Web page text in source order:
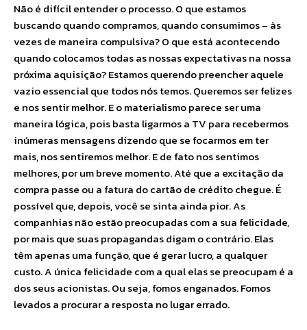
Não é difícil entender o processo. O que estamos
buscando quando compramos, quando consumimos – às
vezes de maneira compulsiva? O que está acontecendo
quando colocamos todas as nossas expectativas na nossa
próxima aquisição? Estamos querendo preencher aquele
vazio essencial que todos nós temos. Queremos ser felizes
e nos sentir melhor. E o materialismo parece ser uma
maneira lógica, pois basta ligarmos a TV para recebermos
inúmeras mensagens dizendo que se focarmos em ter
mais, nos sentiremos melhor. E de fato nos sentimos
melhores, por um breve momento. Até que a excitação da
compra passe ou a fatura do cartão de crédito chegue. É
possível que, depois, você se sinta ainda pior. As
companhias não estão preocupadas com a sua felicidade,
por mais que suas propagandas digam o contrário. Elas
têm apenas uma função, que é gerar lucro, a qualquer
custo. A única felicidade com a qual elas se preocupam é a
dos seus acionistas. Ou seja, fomos enganados. Fomos
levados a procurar a resposta no lugar errado.